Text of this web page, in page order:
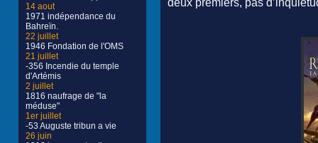
14 aout
1971 indépendance du
Bahreïn.
22 juillet
1946 Fondation de l'OMS
21 juillet
-356 Incendie du temple
d'Artémis
2 juillet
1816 naufrage de "la
méduse"
1er juillet
-53 Auguste tribun a vie
26 juin
deux premiers, pas